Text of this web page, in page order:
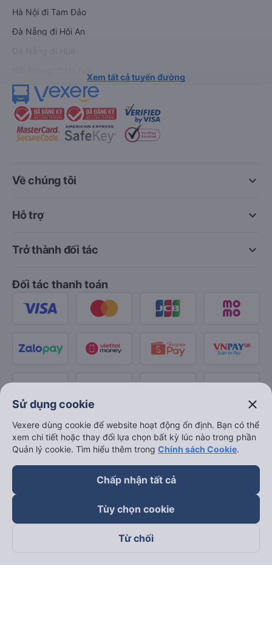
Hà Nội đi Tam Đảo
Đà Nẵng đi Hội An
Xem tất cả tuyến đường
keyboard_arrow_down
Về chúng tôi
keyboard_arrow_down
Hỗ trợ
keyboard_arrow_down
Trở thành đối tác
Đối tác thanh toán
Theo dõi chúng tôi trên
Sử dụng cookie close
Vexere dùng cookie để website hoạt động ổn định. Bạn có thể
xem chi tiết hoặc thay đổi lựa chọn bất kỳ lúc nào trong phần
Quản lý cookie. Tìm hiểu thêm trong Chính sách Cookie.
Chấp nhận tất cả
Tùy chọn cookie
Từ chối